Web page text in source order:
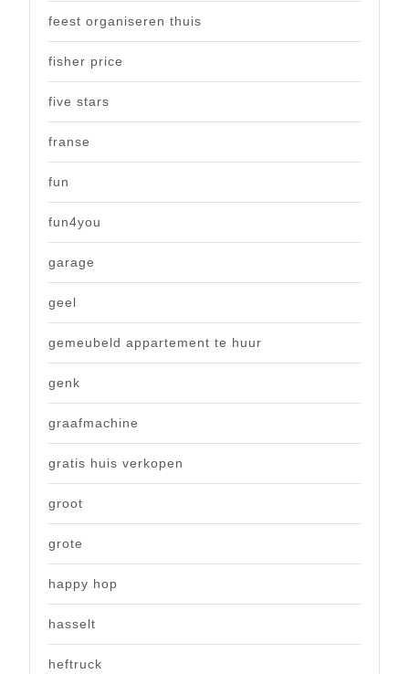
feest organiseren thuis
fisher price
five stars
franse
fun
fun4you
garage
geel
gemeubeld appartement te huur
genk
graafmachine
gratis huis verkopen
groot
grote
happy hop
hasselt
heftruck